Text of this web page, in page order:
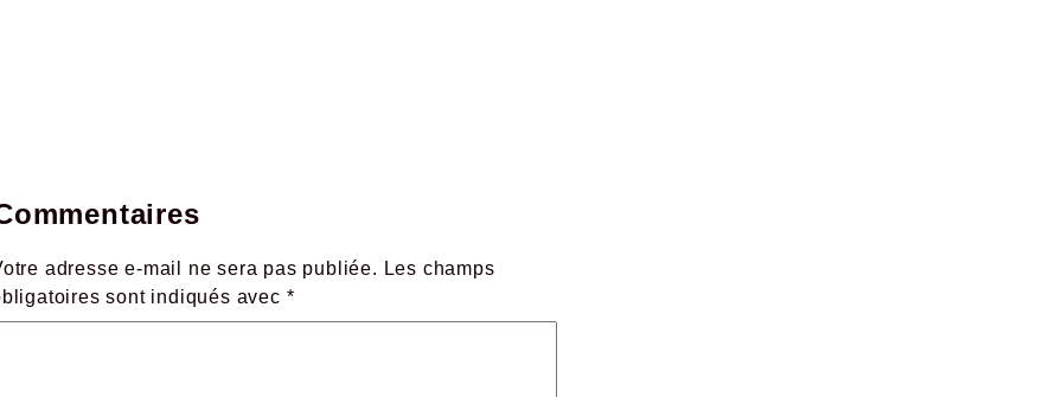
Commentaires
adresse e-mail ne sera pas publiée. Les champs
sont indiqués avec *